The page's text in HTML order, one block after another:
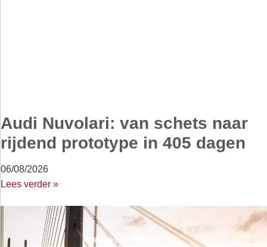
Audi Nuvolari: van schets naar
rijdend prototype in 405 dagen
06/08/2026
Lees verder »